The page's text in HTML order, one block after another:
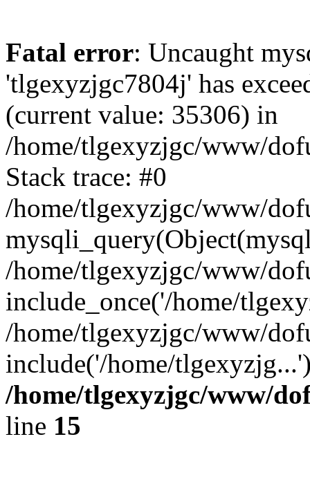
Fatal error: Uncaught
'tlgexyzjgc7804j' has
(current value: 35306) in
/home/tlgexyzjgc/www/
Stack trace: #0
/home/tlgexyzjgc/www/
/home/tlgexyzjgc/www/
include_once('/home/
/home/tlgexyzjgc/www/
include('/home/
/home/tlgexyzjgc/www/
line 15